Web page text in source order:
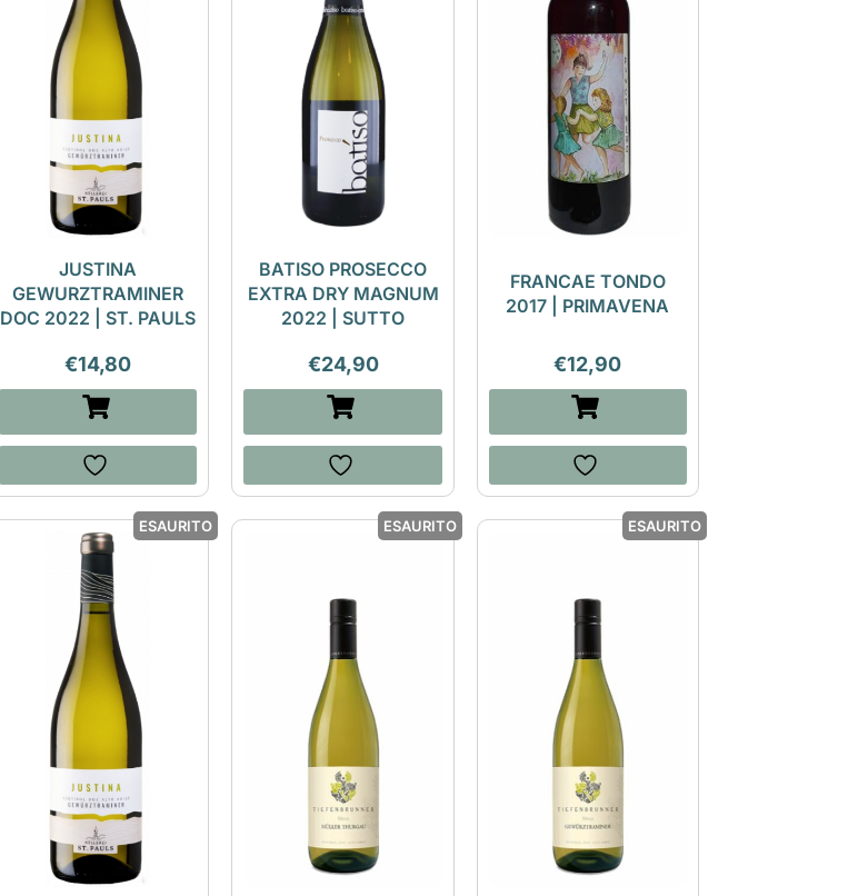
JUSTINA
GEWURZTRAMINER
DOC 2022 | ST. PAULS
€14,80
BATISO PROSECCO
EXTRA DRY MAGNUM
2022 | SUTTO
€24,90
FRANCAE TONDO
2017 | PRIMAVENA
€12,90
ESAURITO ESAURITO ESAURITO